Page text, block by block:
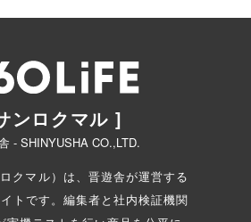
ンロクマル ]
- SHINYUSHA CO.,LTD.
クマル）は、晋遊舎が運営する
トです。編集者と社内検証機関